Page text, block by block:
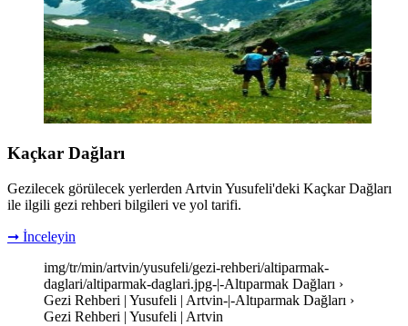
Kaçkar Dağları
Gezilecek görülecek yerlerden Artvin Yusufeli'deki Kaçkar Dağları
ile ilgili gezi rehberi bilgileri ve yol tarifi.
➞ İnceleyin
img/tr/min/artvin/yusufeli/gezi-rehberi/altiparmak-
daglari/altiparmak-daglari.jpg-|-Altıparmak Dağları ›
Gezi Rehberi | Yusufeli | Artvin-|-Altıparmak Dağları ›
Gezi Rehberi | Yusufeli | Artvin